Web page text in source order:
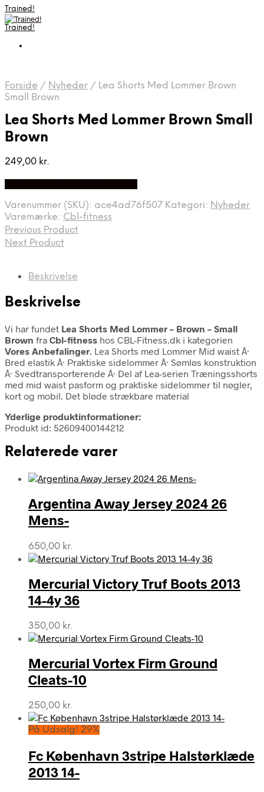
Trained!
Trained!
Forside / Nyheder / Lea Shorts Med Lommer Brown
Small Brown
Lea Shorts Med Lommer Brown Small
Brown
249,00 kr.
Varenummer (SKU): ace4ad76f507 Kategori: Nyheder
Varemærke: Cbl-fitness
Previous Product
Next Product
Beskrivelse
Beskrivelse
Vi har fundet Lea Shorts Med Lommer – Brown – Small
Brown fra Cbl-fitness hos CBL-Fitness.dk i kategorien
Vores Anbefalinger. Lea Shorts med Lommer Mid waist Â·
Bred elastik Â· Praktiske sidelommer Â· Sømløs konstruktion
Â· Svedtransporterende Â· Del af Lea-serien Træningsshorts
med mid waist pasform og praktiske sidelommer til nøgler,
kort og mobil. Det bløde strækbare material
Yderlige produktinformationer:
Produkt id: 52609400144212
Relaterede varer
Argentina Away Jersey 2024 26
Mens-
650,00 kr.
Mercurial Victory Truf Boots 2013
14-4y 36
350,00 kr.
Mercurial Vortex Firm Ground
Cleats-10
250,00 kr.
På Udsalg! 29%
Fc København 3stripe Halstørklæde
2013 14-